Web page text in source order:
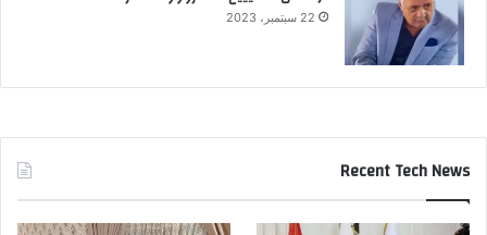
22 سبتمبر، 2023
Recent Tech News